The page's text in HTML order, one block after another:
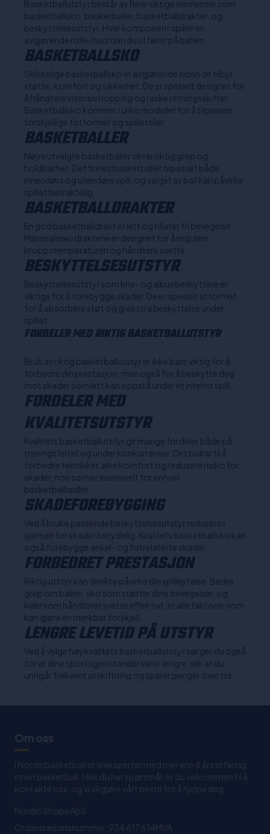
Basketballutstyr består av flere viktige elementer som
basketballsko, basketballer, basketballdrakter, og
beskyttelsesutstyr. Hver komponent spiller en
avgjørende rolle i hvordan du utfører på banen.
BASKETBALLSKO
Skikkelige basketballsko er avgjørende siden de tilbyr
støtte, komfort og sikkerhet. De er spesielt designet for
å håndtere intensiv hopping og raske retningsskifter.
Basketballsko kommer i ulike modeller for å tilpasses
forskjellige fotformer og spillestiler.
BASKETBALLER
Nøye utvalgte basketballer sikrer riktig grep og
holdbarhet. Det finnes basketballer tilpasset både
innendørs og utendørs spill, og valget av ball kan påvirke
spillet betraktelig.
BASKETBALLDRAKTER
En god basketballdrakt er lett og tillater fri bevegelse.
Materialene i draktene er designet for å regulere
kroppstemperaturen og håndtere svette.
BESKYTTELSESUTSTYR
Beskyttelsesutstyr som kne- og albuebeskyttere er
viktige for å forebygge skader. De er spesielt utformet
for å absorbere støt og gi ekstra beskyttelse under
spillet.
FORDELER MED RIKTIG BASKETBALLUTSTYR
Bruk av riktig basketballutstyr er ikke bare viktig for å
forbedre din prestasjon, men også for å beskytte deg
mot skader som lett kan oppstå under et intenst spill.
FORDELER MED
KVALITETSUTSTYR
Kvalitets basketballutstyr gir mange fordeler både på
treningsfeltet og under konkurranser. Det bidrar til å
forbedre teknikker, øke komfort og redusere risiko for
skader, noe som er essensielt for enhver
basketballspiller.
SKADEFOREBYGGING
Ved å bruke passende beskyttelsesutstyr reduseres
sjansen for skader betydelig. Kvalitets basketballsko kan
også forebygge ankel- og fotrelaterte skader.
FORBEDRET PRESTASJON
Riktig utstyr kan direkte påvirke din spilleytelse. Bedre
grep om ballen, sko som støtter dine bevegelser, og
klær som håndterer svette effektivt, er alle faktorer som
kan gjøre en merkbar forskjell.
LENGRE LEVETID PÅ UTSTYR
Ved å velge høykvalitets basketballutstyr sørger du også
for at dine sportsgjenstander varer lengre, slik at du
unngår frekvent utskiftning og sparer penger over tid.
Om oss
I Nordicbasketball er vi eksperter med mer enn 8 års erfaring
innen basketball. Hvis du har spørsmål, er du velkommen til å
kontakte oss, og vi vil gjøre vårt beste for å hjelpe deg
Nordic Shops ApS
Organisasjonsnummer: 934 617 614MVA